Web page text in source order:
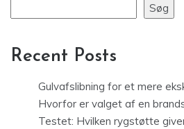
Søg
Recent Posts
Gulvafslibning for et mere
Hvorfor er valget af en
Testet: Hvilken rygstøtte